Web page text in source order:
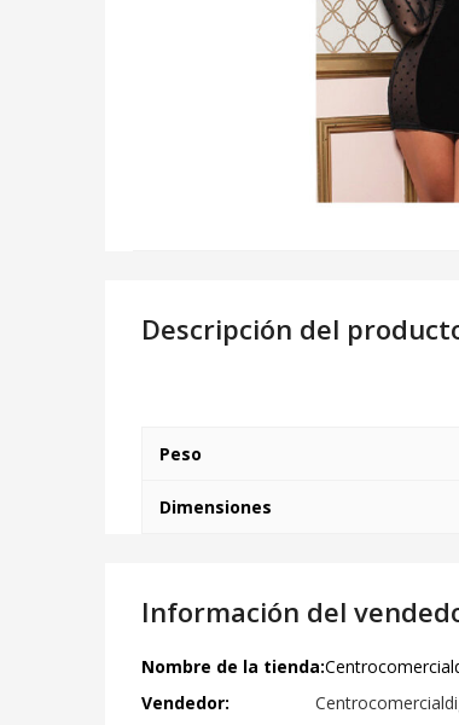
Descripción del
Peso
Dimensiones
Información del
Nombre de la tienda:
Vendedor: